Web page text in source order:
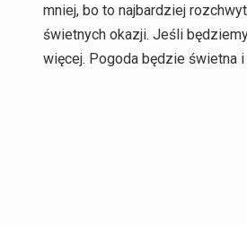
mniej, bo to najbardziej
świetnych okazji. Jeśli
więcej. Pogoda będzie świetna